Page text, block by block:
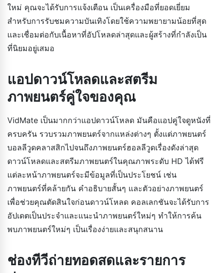
ใหม่ คุณจะได้รับการแจ้งเตือน เป็นเครื่องมือที่ยอดเยี่ยม
สำหรับการรับชมความบันเทิงโดยใช้ความพยายามน้อยที่สุด
และเชื่อมต่อกับเนื้อหาที่อัปโหลดล่าสุดและผู้สร้างที่กำลังเป็น
ที่นิยมอยู่เสมอ
แอปดาวน์โหลดและสตรีม
ภาพยนตร์คู่ใจของคุณ
VidMate เป็นมากกว่าแอปดาวน์โหลด มันคือแอปคู่ใจดูหนังที่
ครบครัน รวบรวมภาพยนตร์จากแหล่งต่างๆ ตั้งแต่ภาพยนตร์
บอลลีวูดคลาสสิกไปจนถึงภาพยนตร์ฮอลลีวูดเรื่องดังล่าสุด
ดาวน์โหลดและสตรีมภาพยนตร์ในคุณภาพระดับ HD ได้ฟรี
แต่ละหน้าภาพยนตร์จะมีข้อมูลที่เป็นประโยชน์ เช่น
ภาพยนตร์ที่คล้ายกัน คำอธิบายสั้นๆ และตัวอย่างภาพยนตร์
เพื่อช่วยคุณตัดสินใจก่อนดาวน์โหลด คอลเลกชันจะได้รับการ
อัปเดตเป็นประจำและแนะนำภาพยนตร์ใหม่ๆ ทำให้การค้น
พบภาพยนตร์ใหม่ๆ เป็นเรื่องง่ายและสนุกสนาน
ช่องทีวีถ่ายทอดสดและรายการ